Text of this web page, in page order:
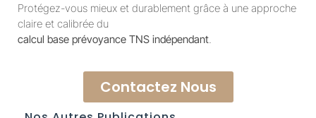
Protégez-vous mieux et durablement grâce à une approche
claire et calibrée du
calcul base prévoyance TNS indépendant.
Contactez Nous